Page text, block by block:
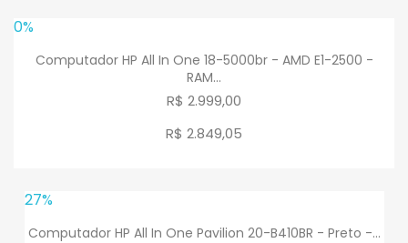
0%
Computador HP All In One 18-5000br - AMD E1-2500 -
RAM...
R$ 2.999,00
R$ 2.849,05
27%
Computador HP All In One Pavilion 20-B410BR - Preto -...